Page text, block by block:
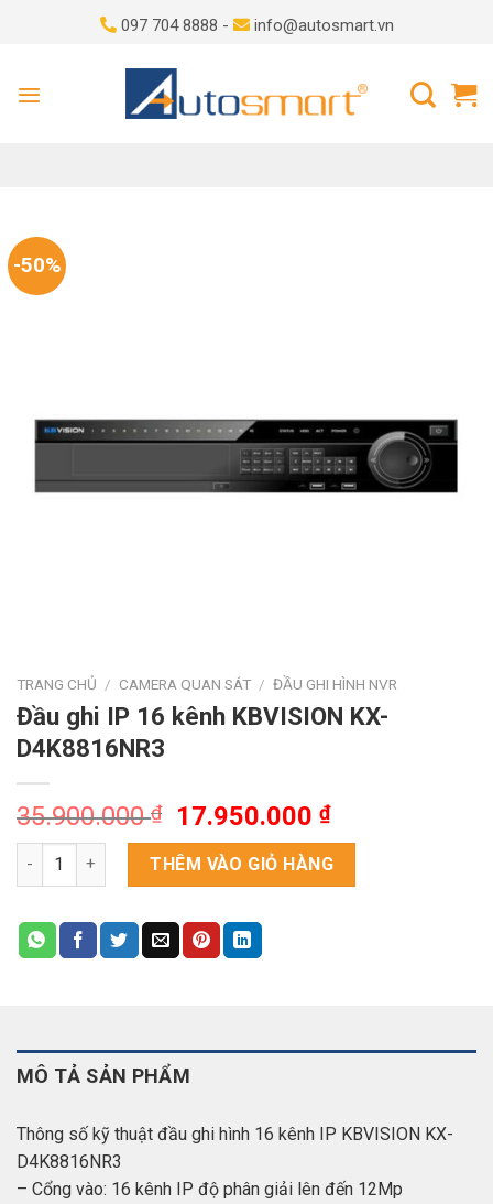
097 704 8888 - info@autosmart.vn
-50%
TRANG CHỦ / CAMERA QUAN SÁT / ĐẦU GHI HÌNH NVR
Đầu ghi IP 16 kênh KBVISION KX-
D4K8816NR3
35.900.000₫
Giá
gốc
là:
35.900.000 ₫.
17.950.000₫Giá
hiện
tại
là:
Đầu ghi IP 16 kênh KBVISION KX-D4K8816NR3 số lượng
THÊM VÀO GIỎ HÀNG
MÔ TẢ SẢN PHẨM
Thông số kỹ thuật đầu ghi hình 16 kênh IP KBVISION KX-
D4K8816NR3
– Cổng vào: 16 kênh IP độ phân giải lên đến 12Mp